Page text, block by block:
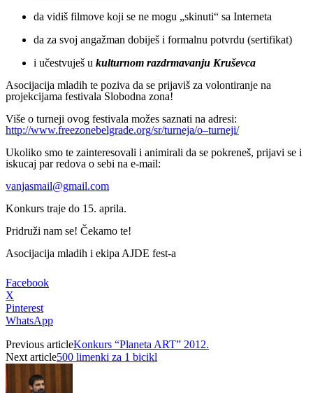
da vidiš filmove koji se ne mogu „skinuti“ sa Interneta
da za svoj angažman dobiješ i formalnu potvrdu (sertifikat)
i učestvuješ u kulturnom razdrmavanju Kruševca
Asocijacija mladih te poziva da se prijaviš za volontiranje na
projekcijama festivala Slobodna zona!
Više o turneji ovog festivala možes saznati na adresi:
http://www.freezonebelgrade.org/sr/turneja/o–turneji/
Ukoliko smo te zainteresovali i animirali da se pokreneš, prijavi se i
iskucaj par redova o sebi na e-mail:
vanjasmail@gmail.com
Konkurs traje do 15. aprila.
Pridruži nam se! Čekamo te!
Asocijacija mladih i ekipa AJDE fest-a
Facebook
X
Pinterest
WhatsApp
Previous articleKonkurs “Planeta ART” 2012.
Next article500 limenki za 1 bicikl